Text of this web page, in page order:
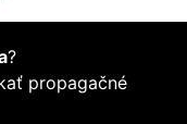
?
propagačné